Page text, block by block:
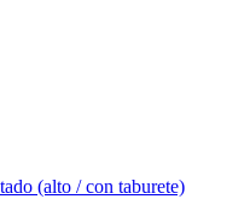
(alto / con taburete)